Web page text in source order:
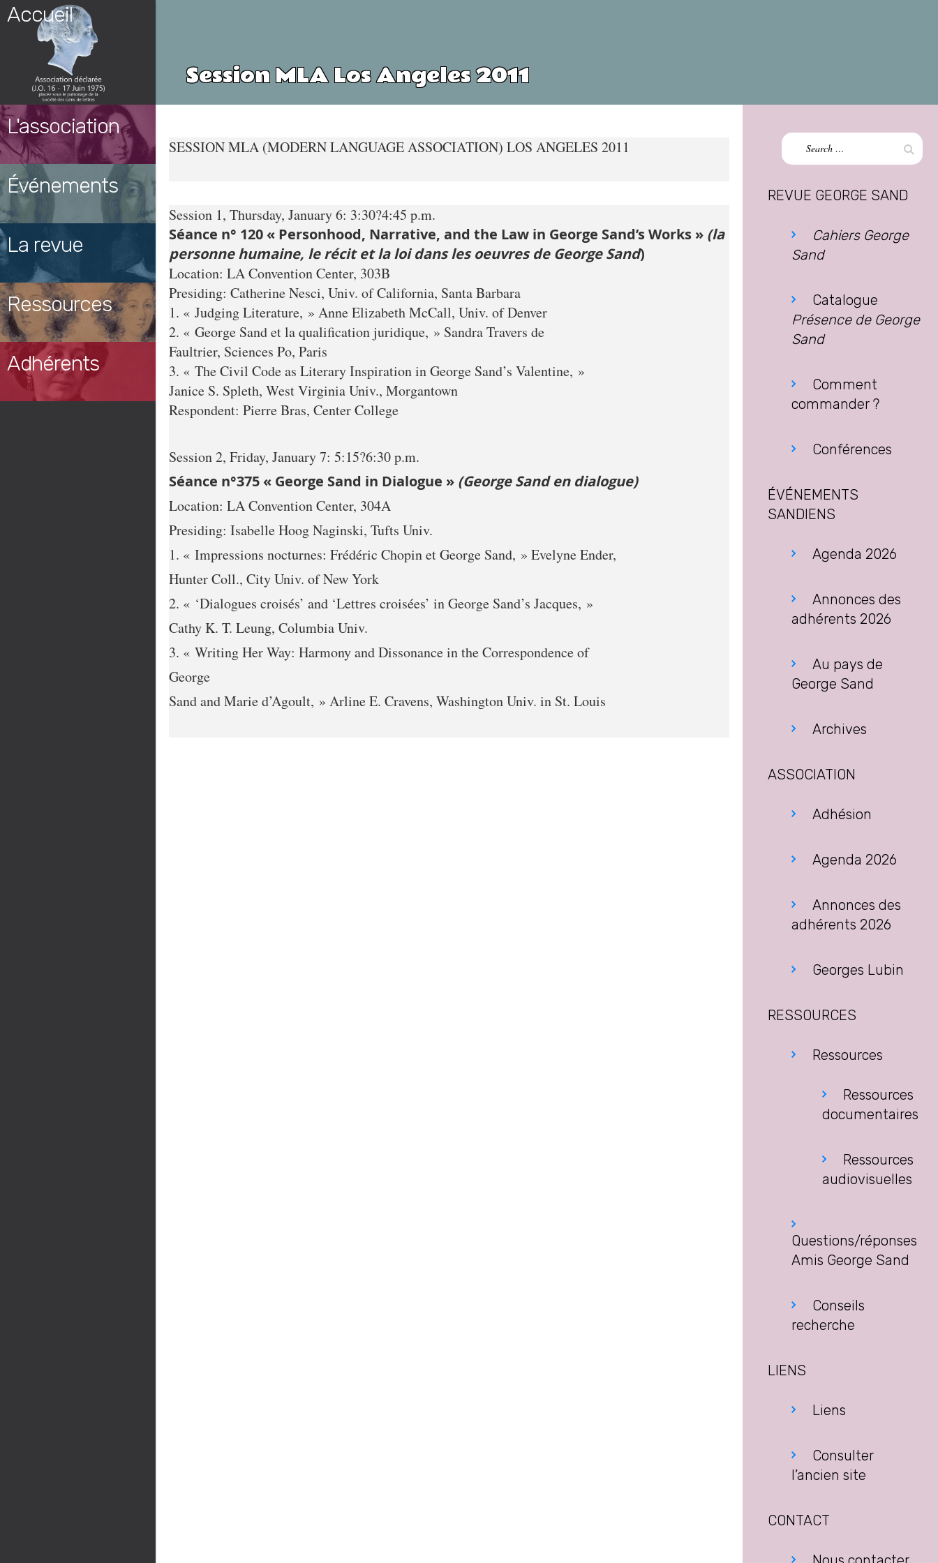
Skip
content
Accueil
L'association
Événements
La revue
Ressources
Adhérents
Session MLA Los Angeles 2011
SESSION MLA (MODERN LANGUAGE ASSOCIATION) LOS ANGELES 2011
Session 1, Thursday, January 6: 3:30?4:45 p.m.
Séance n° 120 « Personhood, Narrative, and the Law in George Sand’s Works » (la
personne humaine, le récit et la loi dans les oeuvres de George Sand)
Location: LA Convention Center, 303B
Presiding: Catherine Nesci, Univ. of California, Santa Barbara
1. « Judging Literature, » Anne Elizabeth McCall, Univ. of Denver
2. « George Sand et la qualification juridique, » Sandra Travers de
Faultrier, Sciences Po, Paris
3. « The Civil Code as Literary Inspiration in George Sand’s Valentine, »
Janice S. Spleth, West Virginia Univ., Morgantown
Respondent: Pierre Bras, Center College
Session 2, Friday, January 7: 5:15?6:30 p.m.
Séance n°375 « George Sand in Dialogue » (George Sand en dialogue)
Location: LA Convention Center, 304A
Presiding: Isabelle Hoog Naginski, Tufts Univ.
1. « Impressions nocturnes: Frédéric Chopin et George Sand, » Evelyne Ender,
Hunter Coll., City Univ. of New York
2. « ‘Dialogues croisés’ and ‘Lettres croisées’ in George Sand’s Jacques, »
Cathy K. T. Leung, Columbia Univ.
3. « Writing Her Way: Harmony and Dissonance in the Correspondence of
George
Sand and Marie d’Agoult, » Arline E. Cravens, Washington Univ. in St. Louis
Search
for:
REVUE GEORGE SAND
Cahiers George
Sand
Catalogue
Présence de George
Sand
Comment
commander ?
Conférences
ÉVÉNEMENTS
SANDIENS
Agenda 2026
Annonces des
adhérents 2026
Au pays de
George Sand
Archives
ASSOCIATION
Adhésion
Agenda 2026
Annonces des
adhérents 2026
Georges Lubin
RESSOURCES
Ressources
Ressources
documentaires
Ressources
audiovisuelles
Questions/réponses
Amis George Sand
Conseils
recherche
LIENS
Liens
Consulter
l’ancien site
CONTACT